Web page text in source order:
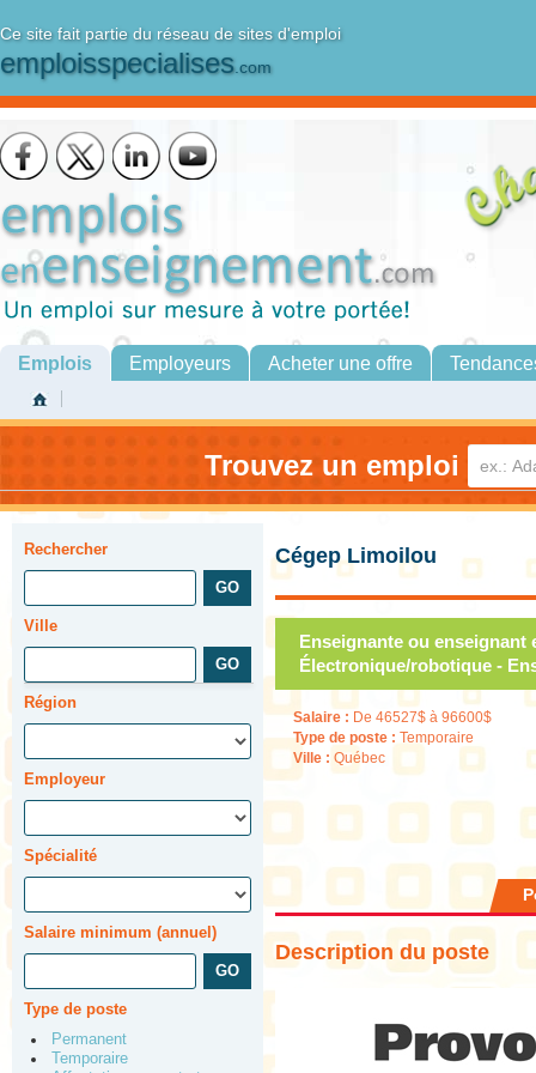
Ce site fait partie du réseau de sites d'emploi
emploisspecialises.com
Emplois Employeurs Acheter une offre
Trouvez un emploi
Rechercher
Ville
Région
Employeur
Spécialité
Salaire minimum (annuel)
Type de poste
Permanent
Temporaire
Cégep Limoilou
Enseignante ou enseignant
Électronique/robotique -
Salaire : De 46527$ à 96600$
Type de poste : Temporaire
Ville : Québec
Description du poste